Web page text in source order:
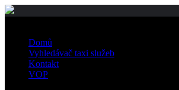
Domů
Vyhledávač taxi služeb
Kontakt
VOP